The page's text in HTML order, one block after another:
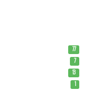
77
7
13
1